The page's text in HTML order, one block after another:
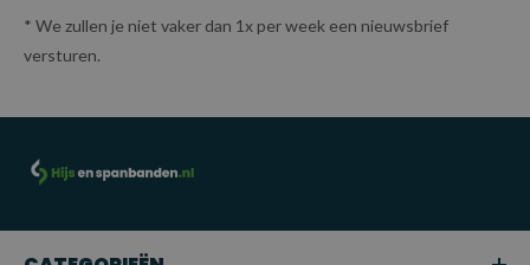
* We zullen je niet vaker dan 1x per week een nieuwsbrief
versturen.